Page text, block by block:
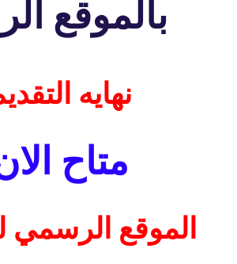
بالموقع
نهايه
متاح
الموقع الرسمي